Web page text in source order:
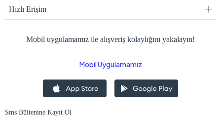
Hızlı Erişim
Mobil uygulamamız ile alışveriş kolaylığını yakalayın!
Mobil Uygulamamız
Sms Bültenine Kayıt Ol